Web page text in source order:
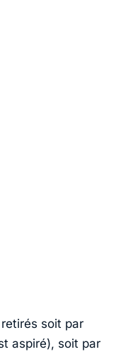
soit par
aspiré), soit par